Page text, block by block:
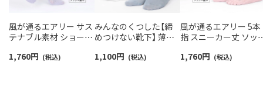
風が通るエアリー サス
テナブル素材 ショート
シュ 消臭素材 NAIGAI
1,760円 (税込)
みんなのくつした【締
めつけない靴下】 薄手
り オーガニックコット
1,100円 (税込)
風が通るエアリー 5本
指 スニーカー丈 ソッ
抗菌防臭 NAIGAI
1,760円 (税込)